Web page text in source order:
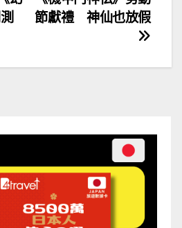
節獻禮 神仙也放假